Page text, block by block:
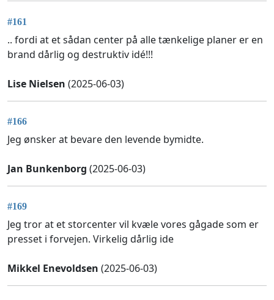
#161
.. fordi at et sådan center på alle tænkelige planer er en
brand dårlig og destruktiv idé!!!
Lise Nielsen (2025-06-03)
#166
Jeg ønsker at bevare den levende bymidte.
Jan Bunkenborg (2025-06-03)
#169
Jeg tror at et storcenter vil kvæle vores gågade som er
presset i forvejen. Virkelig dårlig ide
Mikkel Enevoldsen (2025-06-03)